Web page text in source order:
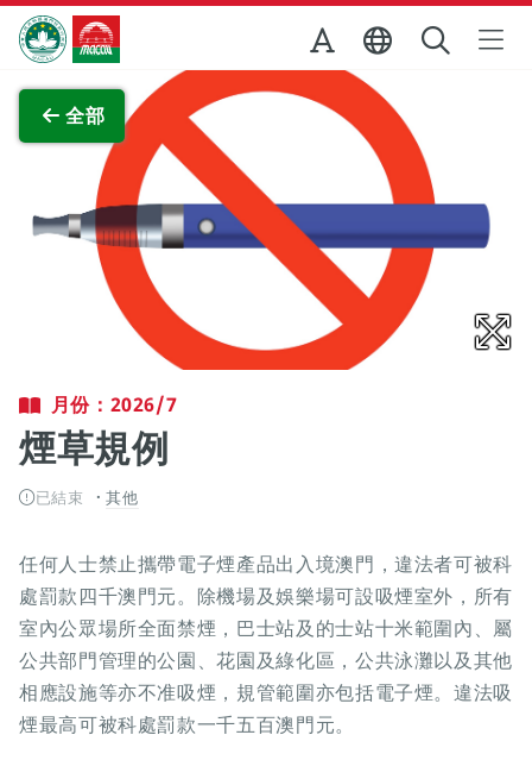
跳至主内容
澳門特別行政區政府旅遊局
全部
查看原圖
月份：2026/7
煙草規例
已結束 其他
任何人士禁止攜帶電子煙產品出入境澳門，違法者可被科
處罰款四千澳門元。除機場及娛樂場可設吸煙室外，所有
室內公眾場所全面禁煙，巴士站及的士站十米範圍內、屬
公共部門管理的公園、花園及綠化區，公共泳灘以及其他
相應設施等亦不准吸煙，規管範圍亦包括電子煙。違法吸
煙最高可被科處罰款一千五百澳門元。